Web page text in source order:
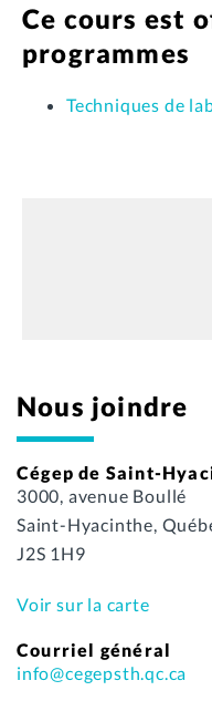
Ce cours est
programmes
Techniques de
Nous joindre
Cégep de Saint-
3000, avenue Boullé
Saint-Hyacinthe,
J2S 1H9
Voir sur la carte
Courriel général
info@cegepsth.qc.ca